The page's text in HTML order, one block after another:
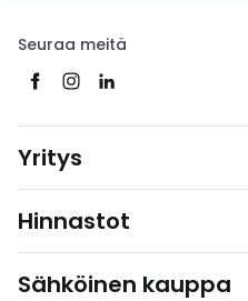
Seuraa meitä
Yritys
Hinnastot
Sähköinen kauppa